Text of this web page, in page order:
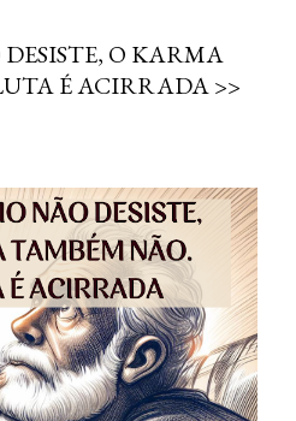
O KARMA
É ACIRRADA >>